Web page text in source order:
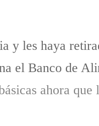
y les haya
el Banco de
ahora que